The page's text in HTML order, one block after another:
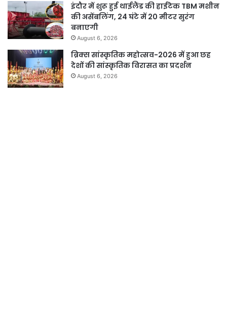
इंदौर में शुरू हुई थाईलैंड की हाईटेक TBM मशीन
की असेंबलिंग, 24 घंटे में 20 मीटर सुरंग
बनाएगी
August 6, 2026
ब्रिक्स सांस्कृतिक महोत्सव-2026 में हुआ छह
देशों की सांस्कृतिक विरासत का प्रदर्शन
August 6, 2026